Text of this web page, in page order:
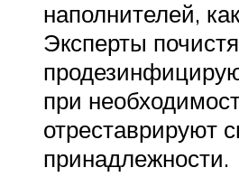
наполнителей,
Эксперты
при
отреставрируют
принадлежности.